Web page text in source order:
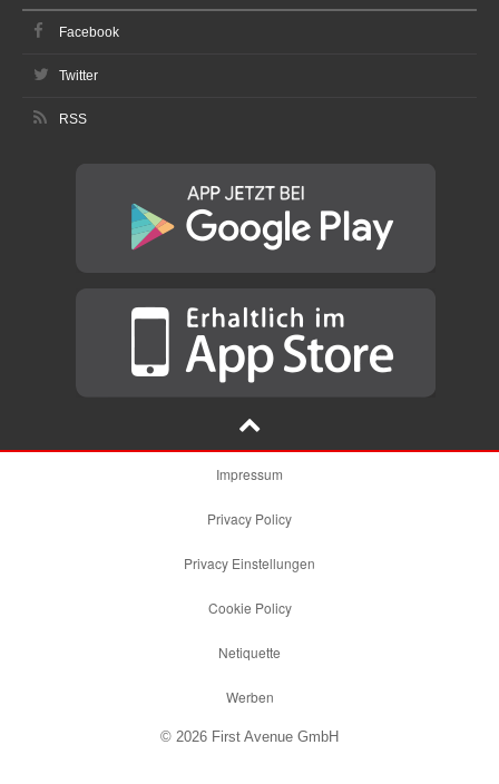
Facebook
Twitter
RSS
Impressum
Privacy Policy
Privacy Einstellungen
Cookie Policy
Netiquette
Werben
© 2026 First Avenue GmbH